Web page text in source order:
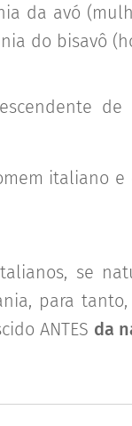
da avó
do bisavô
italiano
se
para
ANTES da